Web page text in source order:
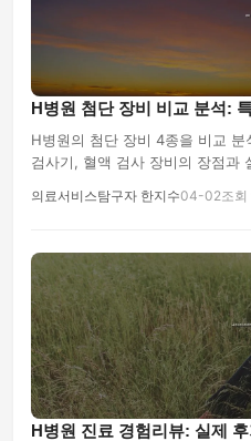
H병원 첨단 장비 비교 분석:
H병원의 첨단 장비 4종을 비교
검사기, 혈액 검사 장비의 장점과
의료서비스탐구자 한지수04-02조
H병원 진료 경험리뷰: 실제